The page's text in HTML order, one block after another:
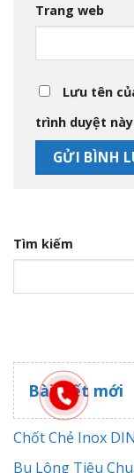
Trang web
Lưu tên
trình duyệt
Tìm kiếm
Bài viết mới
Chốt Chẻ Inox
Bu Lông Tiêu